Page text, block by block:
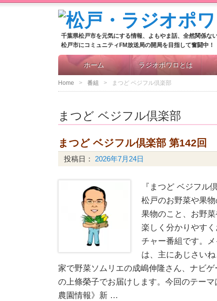
千葉県松戸市を元気にする情報、よもやま話、全然関係な
松戸市にコミュニティFM放送局の開局を目指して奮闘中！
ホーム ラジオポワロとは
Home 番組 まつど ベジフル倶楽部
まつど ベジフル倶楽部
まつど ベジフル倶楽部 第142回
投稿日： 2026年7月24日
『まつど ベジフル
松戸のお野菜や果
果物のこと、お野
楽しく分かりやす
チャー番組です。
は、主にあじさい
家で野菜ソムリエの成嶋伸隆さん、ナビ
の上條榮子でお届けします。今回のテー
農園情報》新 …